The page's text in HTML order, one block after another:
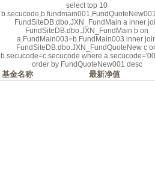
select top 10
FundSiteDB.dbo.JXN_FundMain a inner
FundSiteDB.dbo.JXN_FundMain b on
a.FundMain003=b.FundMain003 inner
FundSiteDB.dbo.JXN_FundQuoteNew c
b.secucode=c.secucode where
order by FundQuoteNew001 desc
基金名称 最新净值